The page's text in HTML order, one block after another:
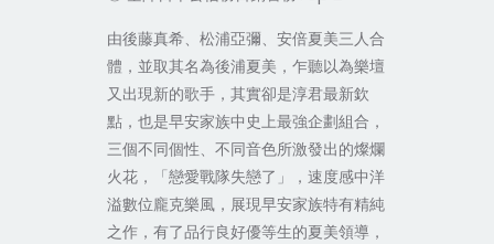
由後藤真希、松浦亞彌、安倍夏美三人合
體，並取其名為後浦夏美，乍聽以為樂壇
又出現新的歌手，其實卻是淳君最新欽
點，也是早安家族中史上最強企劃組合，
三個不同個性、不同音色所激發出的燦爛
火花，「戀愛戰隊失戀了」，速度感中洋
溢數位龐克樂風，展現早安家族特有精純
之作，有了品行良好優等生的夏美領導，